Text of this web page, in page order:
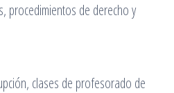
procedimientos de derecho y
clases de profesorado de